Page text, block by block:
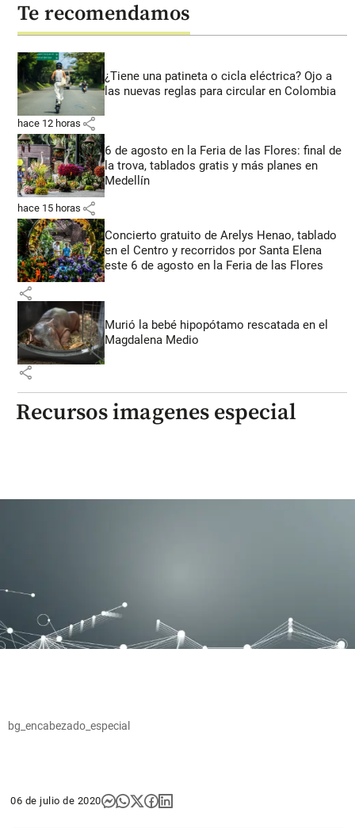
Te recomendamos
¿Tiene una patineta o cicla eléctrica? Ojo a
las nuevas reglas para circular en Colombia
hace 12 horas share
6 de agosto en la Feria de las Flores: final de
la trova, tablados gratis y más planes en
Medellín
hace 15 horas share
Concierto gratuito de Arelys Henao, tablado
en el Centro y recorridos por Santa Elena
este 6 de agosto en la Feria de las Flores
share
Murió la bebé hipopótamo rescatada en el
Magdalena Medio
share
Recursos imagenes especial
bg_encabezado_especial
06 de julio de 2020